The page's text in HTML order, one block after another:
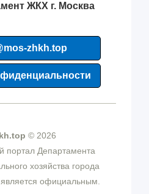
ЖКХ г. Москва
zhkh.top
© 2026
Департамента
хозяйства города
официальным.